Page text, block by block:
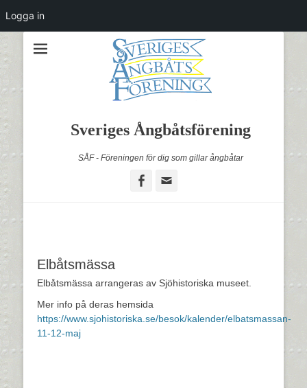
Sveriges Ångbåtsförening
SÅF - Föreningen för dig som gillar ångbåtar
Facebook
Elbåtsmässa
Elbåtsmässa arrangeras av Sjöhistoriska museet.
Mer info på deras hemsida
https://www.sjohistoriska.se/besok/kalender/elbatsmassan-
11-12-maj
Logga in